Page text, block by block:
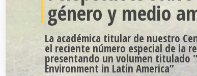
género y medio
La académica titular de nuestro
el reciente número especial de la
presentando un volumen titulado
Environment in Latin America”